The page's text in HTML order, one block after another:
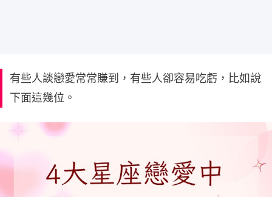
有些人談戀愛常常賺到，有些人卻容易吃虧，比如說
下面這幾位。